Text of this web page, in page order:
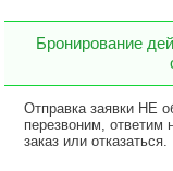
Бронирование
Отправка заявки НЕ
перезвоним,
заказ или отказаться.